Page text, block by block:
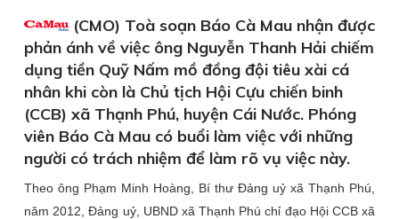
(CMO) Toà soạn Báo Cà Mau nhận được
phản ánh về việc ông Nguyễn Thanh Hải chiếm
dụng tiền Quỹ Nấm mồ đồng đội tiêu xài cá
nhân khi còn là Chủ tịch Hội Cựu chiến binh
(CCB) xã Thạnh Phú, huyện Cái Nước. Phóng
viên Báo Cà Mau có buổi làm việc với những
người có trách nhiệm để làm rõ vụ việc này.
Theo ông Phạm Minh Hoàng, Bí thư Đảng uỷ xã Thạnh Phú,
năm 2012, Đảng uỷ, UBND xã Thạnh Phú chỉ đạo Hội CCB xã